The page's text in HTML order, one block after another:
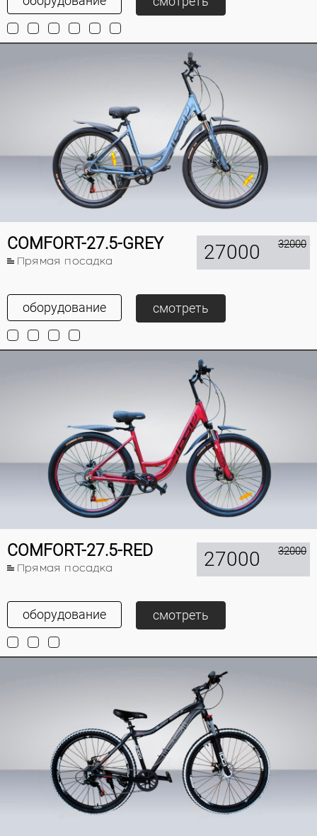
COMFORT-27.5-GREY
Прямая посадка 27000 32000
оборудование смотреть
COMFORT-27.5-RED
Прямая посадка 27000 32000
оборудование смотреть